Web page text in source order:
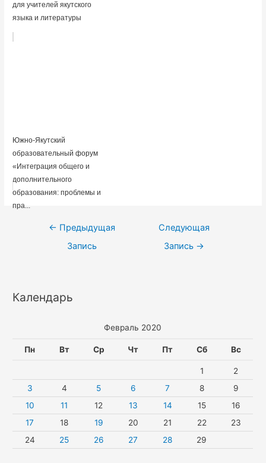
для учителей якутского
языка и литературы
Южно-Якутский
образовательный форум
«Интеграция общего и
дополнительного
образования: проблемы и
пра...
Навигация
← Предыдущая
Запись
Следующая
Запись →
Календарь
Февраль 2020
Пн Вт Ср Чт Пт Сб Вс
1
2
3
4 5 6 7 8
9
10
11 12 13 14 15
16
17
18 19 20 21 22
23
24
25 26 27 28 29